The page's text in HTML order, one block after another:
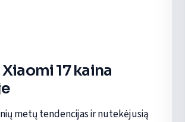
17 kaina
metų tendencijas ir nutekėjusią